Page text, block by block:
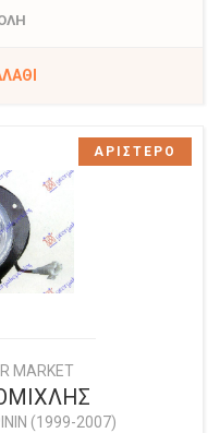
MARKET
(1999-2007)
ΑΡΙΣΤΕΡΟ